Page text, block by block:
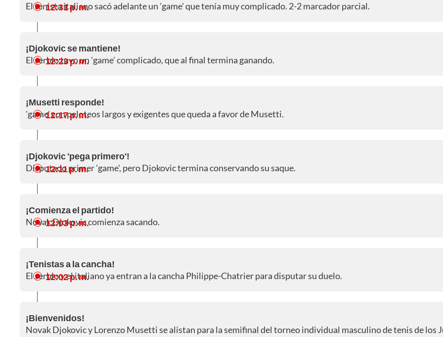
El tenista italiano sacó adelante un 'game' que tenía muy complicado. 2-2 marcador parcial.
12:31 p. m.
¡Djokovic se mantiene!
El serbio tuvo un 'game' complicado, que al final termina ganando.
12:23 p. m.
¡Musetti responde!
'game' con peloteos largos y exigentes que queda a favor de Musetti.
12:17 p. m.
¡Djokovic 'pega primero'!
Disputado primer 'game', pero Djokovic termina conservando su saque.
12:11 p. m.
¡Comienza el partido!
Novak Djokovic comienza sacando.
12:03 p. m.
¡Tenistas a la cancha!
El serbio y el italiano ya entran a la cancha Philippe-Chatrier para disputar su duelo.
12:02 p. m.
¡Bienvenidos!
Novak Djokovic y Lorenzo Musetti se alistan para la semifinal del torneo individual masculino de tenis de los